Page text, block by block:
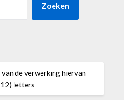
Zoeken
de verwerking hiervan
letters